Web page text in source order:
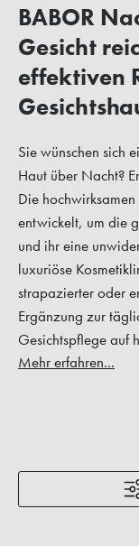
BABOR
Gesicht
effektiven
Sie wünschen sich
Haut über Nacht?
Die
entwickelt, um die
und ihr eine
luxuriöse
strapazierter oder
Ergänzung zur
Gesichtspflege auf
Mehr erfahren...